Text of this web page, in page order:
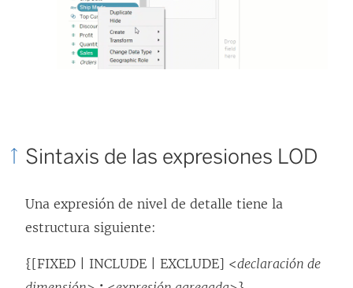
Sintaxis de las expresiones LOD
Una expresión de nivel de detalle tiene la
estructura siguiente:
{[FIXED | INCLUDE | EXCLUDE] <declaración de